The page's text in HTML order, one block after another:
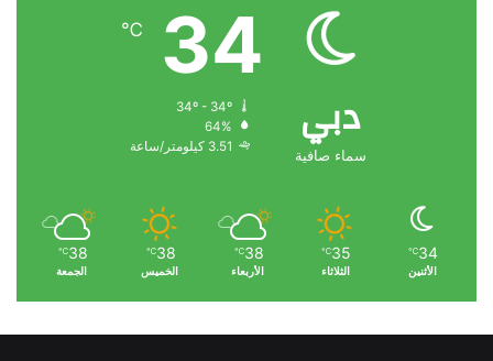
دبي
سماء صافية
34
℃
64%
3.51 كيلومتر/ساعة
34
℃
الأثنين
35
℃
الثلاثاء
38
℃
الأربعاء
38
℃
الخميس
38
℃
الجمعة